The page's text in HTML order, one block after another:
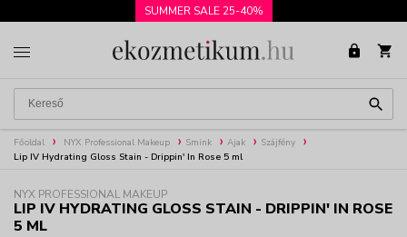
SUMMER SALE 25-40%
Főoldal NYX Professional Makeup Smink Ajak
Szájfény
Lip IV Hydrating Gloss Stain - Drippin' In Rose 5 ml
NYX PROFESSIONAL MAKEUP
LIP IV HYDRATING GLOSS STAIN - DRIPPIN' IN ROSE
5 ML